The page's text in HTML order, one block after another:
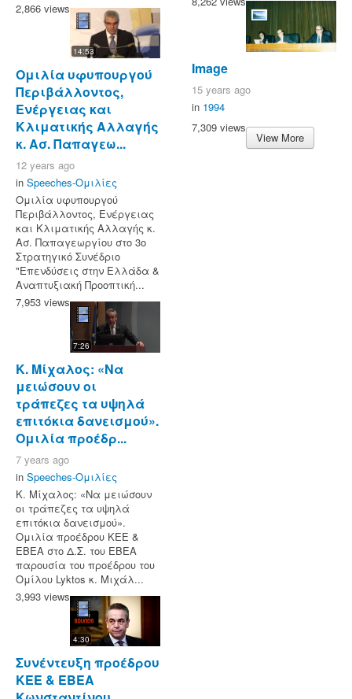
2,866 views
14:53
Ομιλία υφυπουργού
Περιβάλλοντος,
Ενέργειας και
Κλιματικής Αλλαγής
κ. Ασ. Παπαγεω...
12 years ago
in Speeches-Ομιλίες
Ομιλία υφυπουργού
Περιβάλλοντος, Ενέργειας
και Κλιματικής Αλλαγής κ.
Ασ. Παπαγεωργίου στο 3ο
Στρατηγικό Συνέδριο
"Επενδύσεις στην Ελλάδα &
Αναπτυξιακή Προοπτική...
7,953 views
7:26
Κ. Μίχαλος: «Να
μειώσουν οι
τράπεζες τα υψηλά
επιτόκια δανεισμού».
Ομιλία προέδρ...
7 years ago
in Speeches-Ομιλίες
Κ. Μίχαλος: «Να μειώσουν
οι τράπεζες τα υψηλά
επιτόκια δανεισμού».
Ομιλία προέδρου ΚΕΕ &
ΕΒΕΑ στο Δ.Σ. του ΕΒΕΑ
παρουσία του προέδρου του
Ομίλου Lyktos κ. Μιχάλ...
3,993 views
4:30
Συνέντευξη προέδρου
ΚΕΕ & ΕΒΕΑ
Image
15 years ago
in 1994
7,309 views
View More